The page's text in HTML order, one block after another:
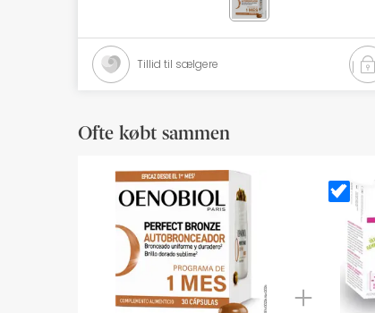
Bedste sælgere
Health Points
Tillid til sælgere
Ofte købt sammen